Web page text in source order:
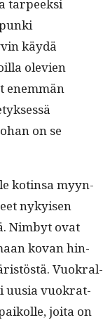
tarpeek­si
käy­dä
ole­vien
enem­män
on se
kotin­sa myyn­
nykyisen
Nim­byt ovat
kovan hin­
Vuokral­
uusia vuokrat­
joi­ta on